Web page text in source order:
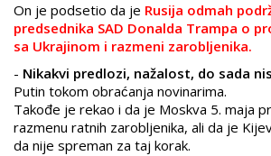
On je podsetio da je Rusija odmah
predsednika SAD Donalda Trampa o
sa Ukrajinom i razmeni zarobljenika.
- Nikakvi predlozi, nažalost, do sada
Putin tokom obraćanja novinarima.
Takođe je rekao i da je Moskva 5. maja
razmenu ratnih zarobljenika, ali da je
da nije spreman za taj korak.